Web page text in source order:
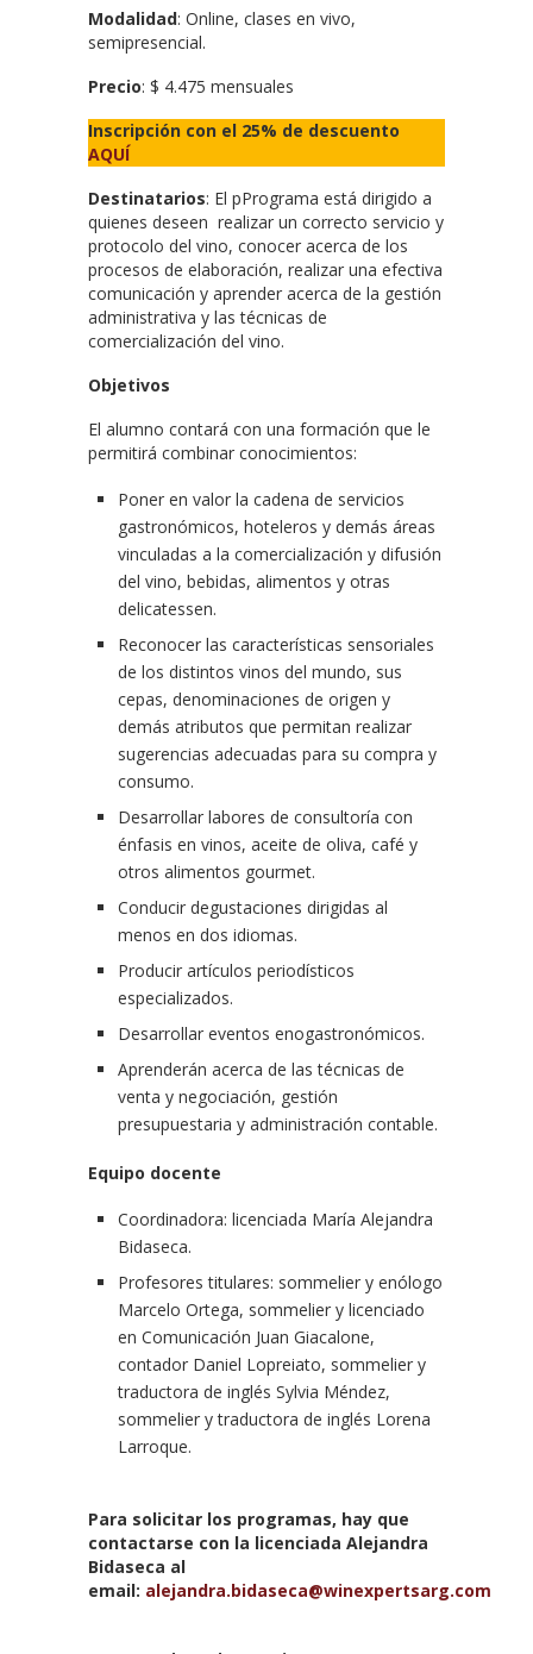
Modalidad: Online, clases en vivo,
semipresencial.
Precio: $ 4.475 mensuales
Inscripción con el 25% de descuento
AQUÍ
Destinatarios: El pPrograma está dirigido a
quienes deseen realizar un correcto servicio y
protocolo del vino, conocer acerca de los
procesos de elaboración, realizar una efectiva
comunicación y aprender acerca de la gestión
administrativa y las técnicas de
comercialización del vino.
Objetivos
El alumno contará con una formación que le
permitirá combinar conocimientos:
Poner en valor la cadena de servicios
gastronómicos, hoteleros y demás áreas
vinculadas a la comercialización y difusión
del vino, bebidas, alimentos y otras
delicatessen.
Reconocer las características sensoriales
de los distintos vinos del mundo, sus
cepas, denominaciones de origen y
demás atributos que permitan realizar
sugerencias adecuadas para su compra y
consumo.
Desarrollar labores de consultoría con
énfasis en vinos, aceite de oliva, café y
otros alimentos gourmet.
Conducir degustaciones dirigidas al
menos en dos idiomas.
Producir artículos periodísticos
especializados.
Desarrollar eventos enogastronómicos.
Aprenderán acerca de las técnicas de
venta y negociación, gestión
presupuestaria y administración contable.
Equipo docente
Coordinadora: licenciada María Alejandra
Bidaseca.
Profesores titulares: sommelier y enólogo
Marcelo Ortega, sommelier y licenciado
en Comunicación Juan Giacalone,
contador Daniel Lopreiato, sommelier y
traductora de inglés Sylvia Méndez,
sommelier y traductora de inglés Lorena
Larroque.
Para solicitar los programas, hay que
contactarse con la licenciada Alejandra
Bidaseca al
email: alejandra.bidaseca@winexpertsarg.com